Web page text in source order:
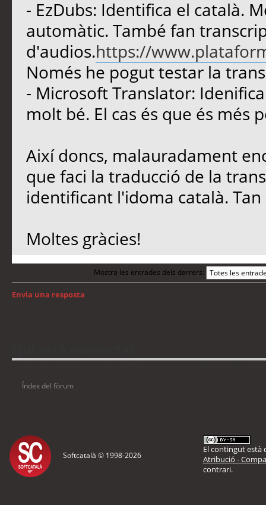
- EzDubs: Identifica el català.
automàtic. També fan
d'audios.https://
Només he pogut testar la
- Microsoft Translator:
molt bé. El cas és que és més
Així doncs, malauradament
que faci la traducció de la
identificant l'idoma català.
Moltes gràcies!
Mostra les entrades dels darrers:
Envia una resposta
Índex del fòrum
Softcatalà © 1998-2026
El contingut està
Atribució -
contrari.